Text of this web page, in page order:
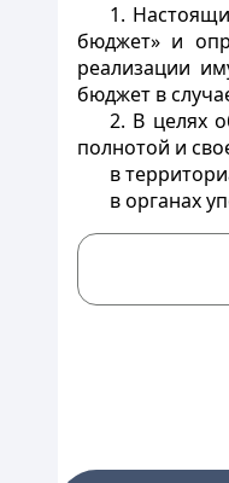
1.
бюджет» и
реализации
бюджет в
2. В целях
полнотой и
в
в органах